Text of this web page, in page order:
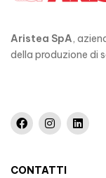
Aristea SpA,
della produzione di
CONTATTI